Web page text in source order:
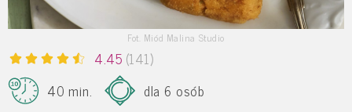
Fot. Miód Malina Studio
4.45 (141)
40 min.
dla 6 osób